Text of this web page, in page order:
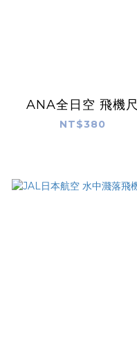
ANA全日空 飛機尺
NT$380